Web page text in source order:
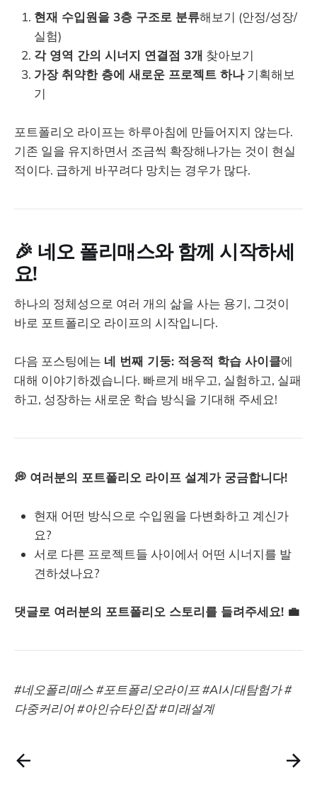
현재 수입원을 3층 구조로 분류해보기 (안정/성장/
실험)
각 영역 간의 시너지 연결점 3개 찾아보기
가장 취약한 층에 새로운 프로젝트 하나기획해보
기
포트폴리오 라이프는 하루아침에 만들어지지 않는다.
기존 일을 유지하면서 조금씩 확장해나가는 것이 현실
적이다. 급하게 바꾸려다 망치는 경우가 많다.
🎉 네오 폴리매스와 함께 시작하세
요!
하나의 정체성으로 여러 개의 삶을 사는 용기, 그것이
바로 포트폴리오 라이프의 시작입니다.
다음 포스팅에는 네 번째 기둥: 적응적 학습 사이클에
대해 이야기하겠습니다. 빠르게 배우고, 실험하고, 실패
하고, 성장하는 새로운 학습 방식을 기대해 주세요!
💭 여러분의 포트폴리오 라이프 설계가 궁금합니다!
현재 어떤 방식으로 수입원을 다변화하고 계신가
요?
서로 다른 프로젝트들 사이에서 어떤 시너지를 발
견하셨나요?
댓글로 여러분의 포트폴리오 스토리를 들려주세요! 💼
#네오폴리매스 #포트폴리오라이프 #AI시대탐험가 #
다중커리어 #아인슈타인잡 #미래설계